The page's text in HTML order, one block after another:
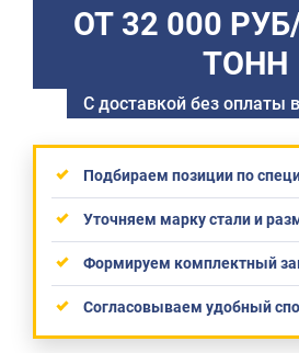
ОТ 32 000
ТОНН
С доставкой без оплаты
Подбираем позиции по
Уточняем марку стали и
Формируем комплектный
Согласовываем удобный